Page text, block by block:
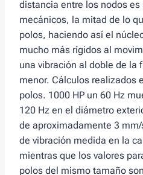
distancia entre los nodos es
mecánicos, la mitad de lo
polos, haciendo así el
mucho más rígidos al
una vibración al doble de la
menor. Cálculos realizados
polos. 1000 HP un 60 Hz
120 Hz en el diámetro
de aproximadamente 3
de vibración medida en la
mientras que los valores
polos del mismo tamaño